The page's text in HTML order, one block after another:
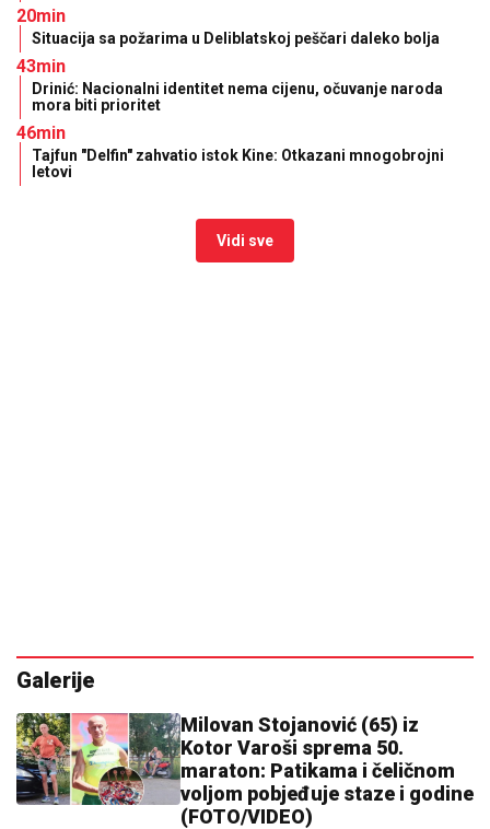
20min
Situacija sa požarima u Deliblatskoj peščari daleko bolja
43min
Drinić: Nacionalni identitet nema cijenu, očuvanje naroda
mora biti prioritet
46min
Tajfun "Delfin" zahvatio istok Kine: Otkazani mnogobrojni
letovi
Vidi sve
Galerije
Milovan Stojanović (65) iz
Kotor Varoši sprema 50.
maraton: Patikama i čeličnom
voljom pobjeđuje staze i godine
(FOTO/VIDEO)